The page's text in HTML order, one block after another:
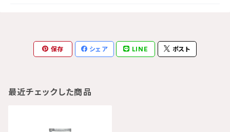
保存 シェア LINE ポスト
最近チェックした商品